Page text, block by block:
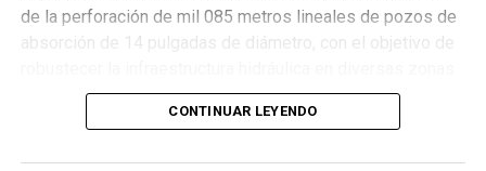
de la perforación de mil 085 metros lineales de pozos de
absorción de 14 pulgadas de diámetro, con el objetivo de
de la ciudad. La Encargada de Despacho de la Presidencia
Municipal, Landy Guadalupe Canché Pantoja, supervisó
CONTINUAR LEYENDO